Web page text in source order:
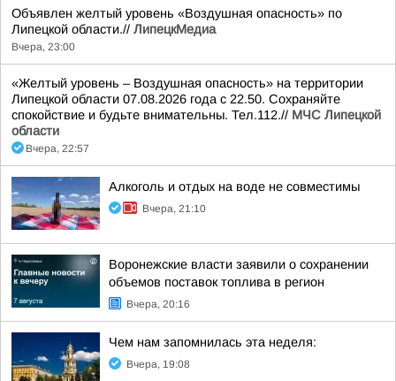
Объявлен желтый уровень «Воздушная опасность» по
Липецкой области.// ЛипецкМедиа
Вчера, 23:00
«Желтый уровень – Воздушная опасность» на территории
Липецкой области 07.08.2026 года с 22.50. Сохраняйте
спокойствие и будьте внимательны. Тел.112.// МЧС Липецкой
области
Вчера, 22:57
Алкоголь и отдых на воде не совместимы
Вчера, 21:10
Воронежские власти заявили о сохранении
объемов поставок топлива в регион
Вчера, 20:16
Чем нам запомнилась эта неделя:
Вчера, 19:08